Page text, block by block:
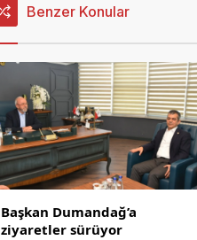
Benzer Konular
Başkan Dumandağ’a
ziyaretler sürüyor